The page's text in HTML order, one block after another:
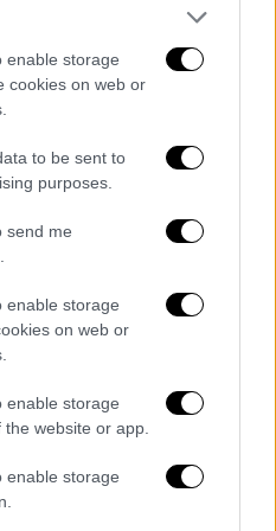
enable storage
cookies on web or
to be sent to
purposes.
send me
enable storage
on web or
enable storage
website or app.
enable storage
και πρωτίστως
μας για την
τους, ώστε να
ή της εξέλιξης
Γι' αυτό και στο
Δυναμικό
2021-2027